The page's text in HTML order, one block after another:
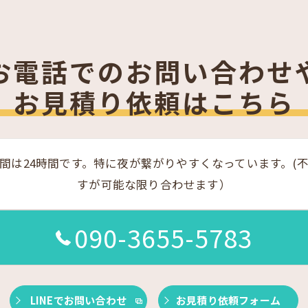
電話でのお問い合わせ
お見積り依頼はこちら
は24時間です。特に夜が繋がりやすくなっています。(
すが可能な限り合わせます）
090-3655-5783
LINEでお問い合わせ お見積り依頼フォーム